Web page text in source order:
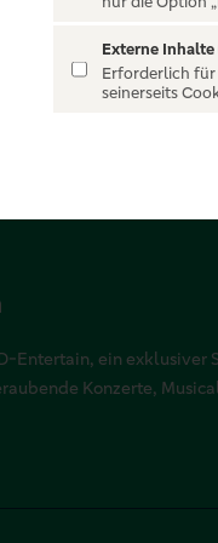
Entertain, ein exklusiver
Konzerte,
Externe Inhalte
Erforderlich für
seinerseits